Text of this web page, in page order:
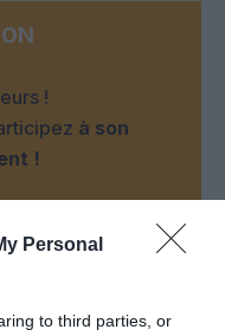
Personal
to third parties, or
!
à son
!